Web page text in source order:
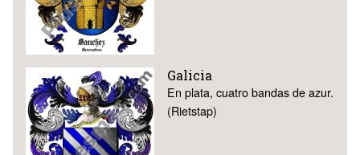
Galicia
En plata, cuatro bandas de azur.
(Rietstap)